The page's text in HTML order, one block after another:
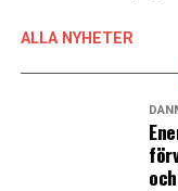
Carlson (KD) i
När det gäller
för att öka
Bält-tunneln
ALLA NYHETER